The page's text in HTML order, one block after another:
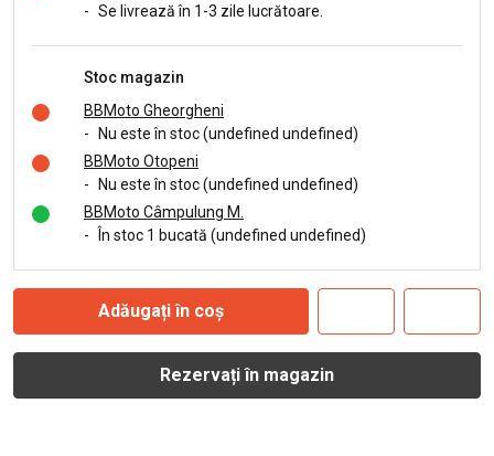
- Se livrează în 1-3 zile lucrătoare.
Stoc magazin
BBMoto Gheorgheni
-
Nu este în stoc (undefined undefined)
BBMoto Otopeni
-
Nu este în stoc (undefined undefined)
BBMoto Câmpulung M.
-
În stoc 1 bucată (undefined undefined)
Adăugați în coș
Rezervați în magazin